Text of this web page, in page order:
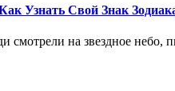
Узнать Свой Знак
смотрели на звездное небо,